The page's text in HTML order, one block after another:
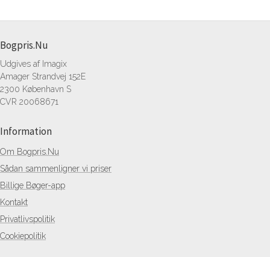
Bogpris.Nu
Udgives af Imagix
Amager Strandvej 152E
2300 København S
CVR 20068671
Information
Om Bogpris.Nu
Sådan sammenligner vi priser
Billige Bøger-app
Kontakt
Privatlivspolitik
Cookiepolitik